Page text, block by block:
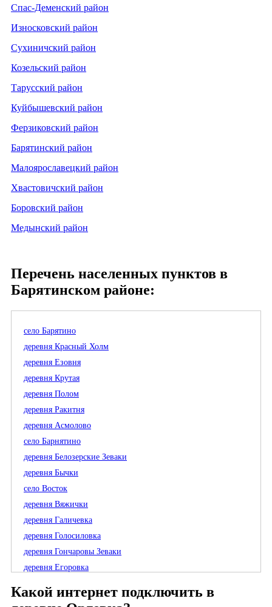
Спас-Деменский район
Износковский район
Сухиничский район
Козельский район
Тарусский район
Куйбышевский район
Ферзиковский район
Барятинский район
Малоярославецкий район
Хвастовичский район
Боровский район
Медынский район
Перечень населенных пунктов в
Барятинском районе:
село Барятино
деревня Красный Холм
деревня Езовня
деревня Крутая
деревня Полом
деревня Ракитня
деревня Асмолово
село Барнятино
деревня Белозерские Зеваки
деревня Бычки
село Восток
деревня Вяжички
деревня Галичевка
деревня Голосиловка
деревня Гончаровы Зеваки
деревня Егоровка
деревня Марково
Какой интернет подключить в